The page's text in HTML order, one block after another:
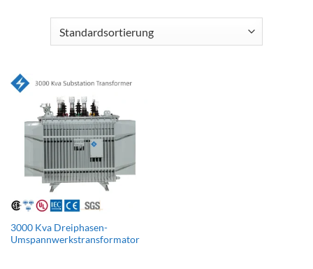
3000 Kva Dreiphasen-
Umspannwerkstransformator